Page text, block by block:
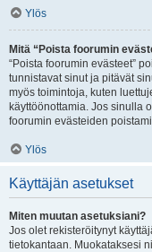
Ylös
Mitä “Poista foorumin
“Poista foorumin evästeet”
tunnistavat sinut ja pitävät
myös toimintoja, kuten
käyttöönottamia. Jos sinulla
foorumin evästeiden
Ylös
Käyttäjän asetukset
Miten muutan asetuksiani?
Jos olet rekisteröitynyt
tietokantaan. Muokataksesi